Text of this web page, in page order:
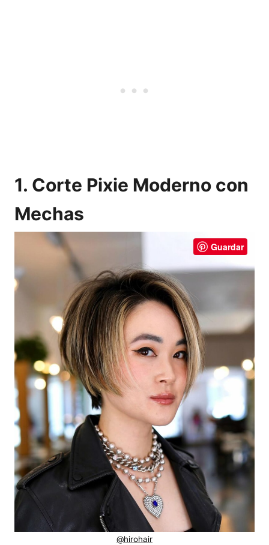
1. Corte Pixie Moderno con
Mechas
Guardar
@hirohair